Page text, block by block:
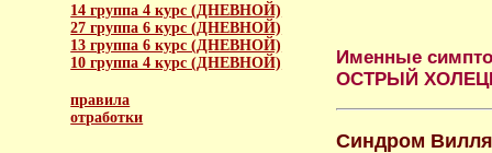
14 группа 4 курс (ДНЕВНОЙ)
27 группа 6 курс (ДНЕВНОЙ)
13 группа 6 курс (ДНЕВНОЙ)
10 группа 4 курс (ДНЕВНОЙ)
правила
отработки
Именные
ОСТРЫЙ
Синдром